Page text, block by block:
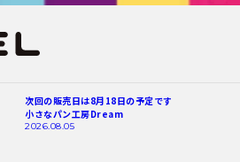
次回の販売日は8月18日の予定です
小さなパン工房Dream
2026.08.05